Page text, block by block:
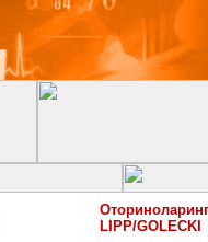
LIPP/GOLECKI